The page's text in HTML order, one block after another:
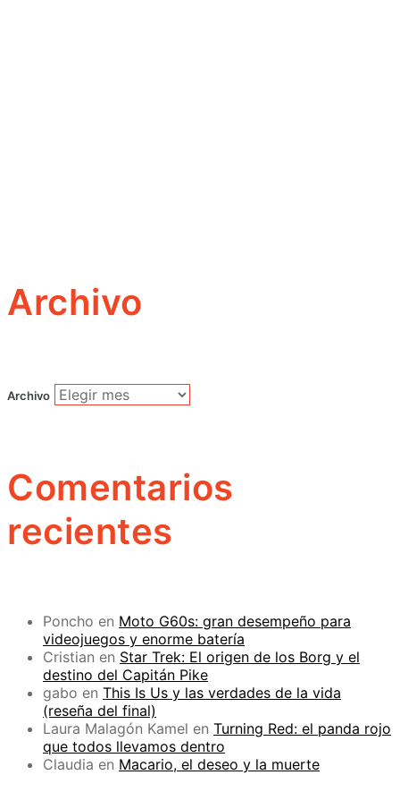
Archivo
Archivo
Comentarios
recientes
Poncho en Moto G60s: gran desempeño para
videojuegos y enorme batería
Cristian en Star Trek: El origen de los Borg y el
destino del Capitán Pike
gabo en This Is Us y las verdades de la vida
(reseña del final)
Laura Malagón Kamel en Turning Red: el panda rojo
que todos llevamos dentro
Claudia en Macario, el deseo y la muerte